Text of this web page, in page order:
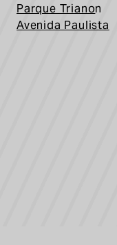
Parque Trianon
Avenida Paulista